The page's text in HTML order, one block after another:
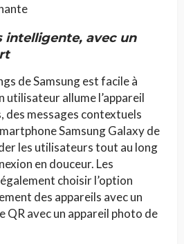
intelligente, avec un
t
de Samsung est facile à
utilisateur allume l’appareil
des messages contextuels
Samsung Galaxy de
les utilisateurs tout au long
en douceur. Les
choisir l’option
des appareils avec un
QR avec un appareil photo de